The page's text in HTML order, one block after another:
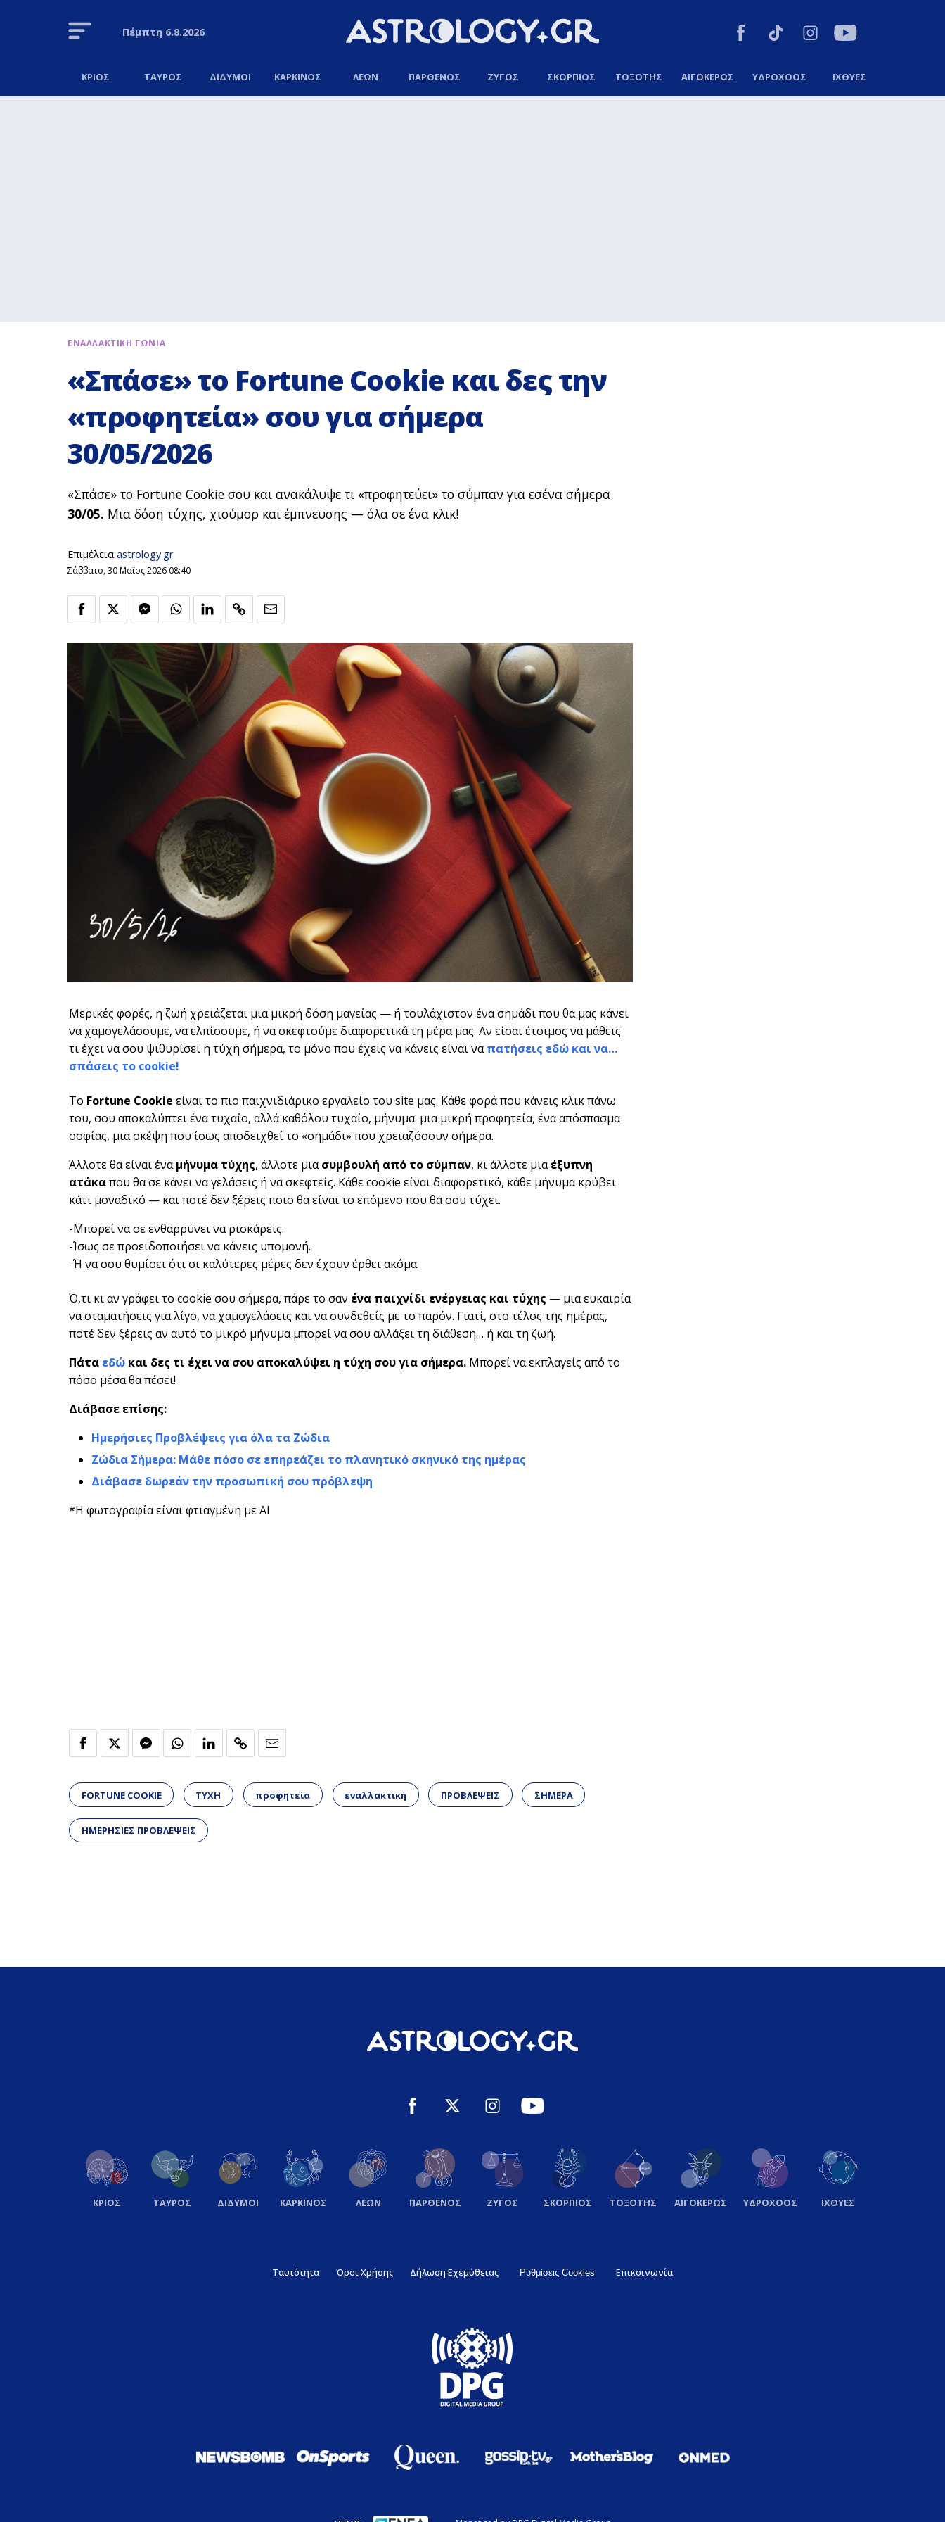
Πέμπτη6.8.2026
ΚΡΙΟΣ ΤΑΥΡΟΣ ΔΙΔΥΜΟΙ ΚΑΡΚΙΝΟΣ ΛΕΩΝ ΠΑΡΘΕΝΟΣ ΖΥΓΟΣ ΣΚΟΡΠΙΟΣ ΤΟΞΟΤΗΣ ΑΙΓΟΚΕΡΩΣ ΥΔΡΟΧΟΟΣ ΙΧΘΥΕΣ
ΕΝΑΛΛΑΚΤΙΚΗ ΓΩΝΙΑ
«Σπάσε» το Fortune Cookie και δες την
«προφητεία» σου για σήμερα
30/05/2026
«Σπάσε» το Fortune Cookie σου και ανακάλυψε τι «προφητεύει» το σύμπαν για εσένα σήμερα
30/05. Μια δόση τύχης, χιούμορ και έμπνευσης — όλα σε ένα κλικ!
Επιμέλεια astrology.gr
Σάββατο, 30 Μαϊος 2026 08:40
Μερικές φορές, η ζωή χρειάζεται μια μικρή δόση μαγείας — ή τουλάχιστον ένα σημάδι που θα μας κάνει
να χαμογελάσουμε, να ελπίσουμε, ή να σκεφτούμε διαφορετικά τη μέρα μας. Αν είσαι έτοιμος να μάθεις
τι έχει να σου ψιθυρίσει η τύχη σήμερα, το μόνο που έχεις να κάνεις είναι ναπατήσεις εδώ και να…
σπάσεις το cookie!
Το Fortune Cookie είναι το πιο παιχνιδιάρικο εργαλείο του site μας. Κάθε φορά που κάνεις κλικ πάνω
του, σου αποκαλύπτει ένα τυχαίο, αλλά καθόλου τυχαίο, μήνυμα: μια μικρή προφητεία, ένα απόσπασμα
σοφίας, μια σκέψη που ίσως αποδειχθεί το «σημάδι» που χρειαζόσουν σήμερα.
Άλλοτε θα είναι έναμήνυμα τύχης, άλλοτε μιασυμβουλή από το σύμπαν, κι άλλοτε μιαέξυπνη
ατάκαπου θα σε κάνει να γελάσεις ή να σκεφτείς. Κάθε cookie είναι διαφορετικό, κάθε μήνυμα κρύβει
κάτι μοναδικό — και ποτέ δεν ξέρεις ποιο θα είναι το επόμενο που θα σου τύχει.
-Μπορεί να σε ενθαρρύνει να ρισκάρεις.
-Ίσως σε προειδοποιήσει να κάνεις υπομονή.
-Ή να σου θυμίσει ότι οι καλύτερες μέρες δεν έχουν έρθει ακόμα.
Ό,τι κι αν γράφει το cookie σου σήμερα, πάρε το σαν ένα παιχνίδι ενέργειας και τύχης — μια ευκαιρία
να σταματήσεις για λίγο, να χαμογελάσεις και να συνδεθείς με το παρόν. Γιατί, στο τέλος της ημέρας,
ποτέ δεν ξέρεις αν αυτό το μικρό μήνυμα μπορεί να σου αλλάξει τη διάθεση… ή και τη ζωή.
Πάτα εδώ και δες τι έχει να σου αποκαλύψει η τύχη σου για σήμερα. Μπορεί να εκπλαγείς από το
πόσο μέσα θα πέσει!
Διάβασε επίσης:
Ημερήσιες Προβλέψεις για όλα τα Ζώδια
Ζώδια Σήμερα: Μάθε πόσο σε επηρεάζει το πλανητικό σκηνικό της ημέρας
Διάβασε δωρεάν την προσωπική σου πρόβλεψη
*Η φωτογραφία είναι φτιαγμένη με AI
FORTUNE COOKIE ΤΥΧΗ προφητεία εναλλακτική ΠΡΟΒΛΕΨΕΙΣ ΣΗΜΕΡΑ
ΗΜΕΡΗΣΙΕΣ ΠΡΟΒΛΕΨΕΙΣ
ΚΡΙΟΣ ΤΑΥΡΟΣ ΔΙΔΥΜΟΙ ΚΑΡΚΙΝΟΣ ΛΕΩΝ ΠΑΡΘΕΝΟΣ ΖΥΓΟΣ ΣΚΟΡΠΙΟΣ ΤΟΞΟΤΗΣ ΑΙΓΟΚΕΡΩΣ ΥΔΡΟΧΟΟΣ ΙΧΘΥΕΣ
Ταυτότητα Όροι Χρήσης Δήλωση Εχεμύθειας Ρυθμίσεις Cookies Επικοινωνία